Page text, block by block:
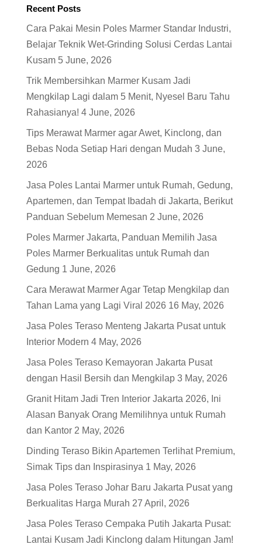
Recent Posts
Cara Pakai Mesin Poles Marmer Standar Industri,
Belajar Teknik Wet-Grinding Solusi Cerdas Lantai
Kusam 5 June, 2026
Trik Membersihkan Marmer Kusam Jadi
Mengkilap Lagi dalam 5 Menit, Nyesel Baru Tahu
Rahasianya! 4 June, 2026
Tips Merawat Marmer agar Awet, Kinclong, dan
Bebas Noda Setiap Hari dengan Mudah 3 June,
2026
Jasa Poles Lantai Marmer untuk Rumah, Gedung,
Apartemen, dan Tempat Ibadah di Jakarta, Berikut
Panduan Sebelum Memesan 2 June, 2026
Poles Marmer Jakarta, Panduan Memilih Jasa
Poles Marmer Berkualitas untuk Rumah dan
Gedung 1 June, 2026
Cara Merawat Marmer Agar Tetap Mengkilap dan
Tahan Lama yang Lagi Viral 2026 16 May, 2026
Jasa Poles Teraso Menteng Jakarta Pusat untuk
Interior Modern 4 May, 2026
Jasa Poles Teraso Kemayoran Jakarta Pusat
dengan Hasil Bersih dan Mengkilap 3 May, 2026
Granit Hitam Jadi Tren Interior Jakarta 2026, Ini
Alasan Banyak Orang Memilihnya untuk Rumah
dan Kantor 2 May, 2026
Dinding Teraso Bikin Apartemen Terlihat Premium,
Simak Tips dan Inspirasinya 1 May, 2026
Jasa Poles Teraso Johar Baru Jakarta Pusat yang
Berkualitas Harga Murah 27 April, 2026
Jasa Poles Teraso Cempaka Putih Jakarta Pusat:
Lantai Kusam Jadi Kinclong dalam Hitungan Jam!